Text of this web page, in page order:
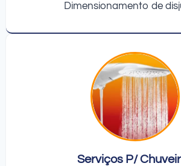
Dimensionamento de
Serviços P/